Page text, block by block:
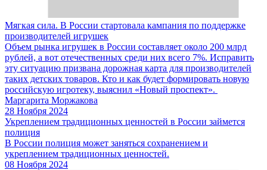
Мягкая сила. В России стартовала кампания по поддержке
производителей игрушек
Объем рынка игрушек в России составляет около 200 млрд
рублей, а вот отечественных среди них всего 7%. Исправить
эту ситуацию призвана дорожная карта для производителей
таких детских товаров. Кто и как будет формировать новую
российскую игротеку, выяснил «Новый проспект».
Маргарита Моржакова
28 Ноября 2024
Укреплением традиционных ценностей в России займется
полиция
В России полиция может заняться сохранением и
укреплением традиционных ценностей.
08 Ноября 2024